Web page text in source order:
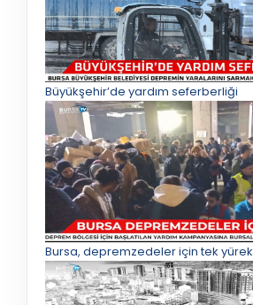
Büyükşehir’de yardım seferberliği
Bursa, depremzedeler için tek yürek